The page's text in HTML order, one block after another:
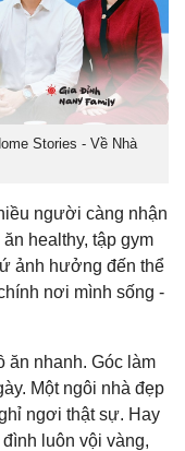
Stories - Về Nhà
người càng nhận
healthy, tập gym
ảnh hưởng đến thể
nơi mình sống -
ăn nhanh. Góc làm
Một ngôi nhà đẹp
ngơi thật sự. Hay
luôn vội vàng,